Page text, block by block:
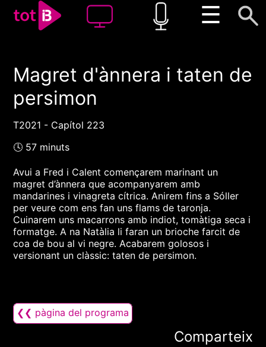
☰
00:00 00:00
1x
Magret d'ànnera i taten de
persimon
T2021 - Capítol 223
🕓 57 minuts
Avui a Fred i Calent començarem marinant un
magret d’ànnera que acompanyarem amb
mandarines i vinagreta cítrica. Anirem fins a Sóller
per veure com ens fan uns flams de taronja.
Cuinarem uns macarrons amb indiot, tomàtiga seca i
formatge. A na Natàlia li faran un brioche farcit de
coa de bou al vi negre. Acabarem golosos i
versionant un clàssic: taten de persimon.
❮❮ pàgina del programa
Comparteix